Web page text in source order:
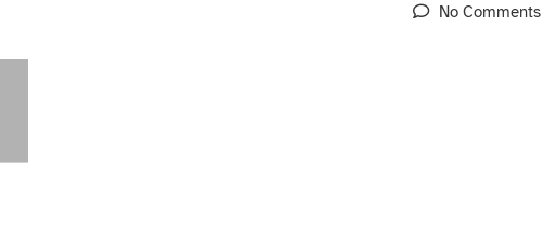
No Comments